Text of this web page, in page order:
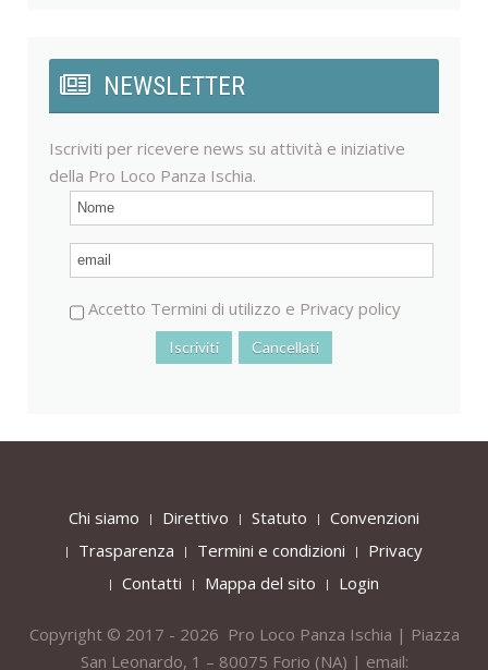
NEWSLETTER
Iscriviti per ricevere news su attività e iniziative
della Pro Loco Panza Ischia.
Accetto Termini di utilizzo e Privacy policy
Chi siamo Direttivo Statuto
Convenzioni
Trasparenza
Termini e condizioni
Privacy
Contatti
Mappa del sito Login
Copyright © 2017 - 2026 Pro Loco Panza Ischia | Piazza
San Leonardo, 1 – 80075 Forio (NA) | email: